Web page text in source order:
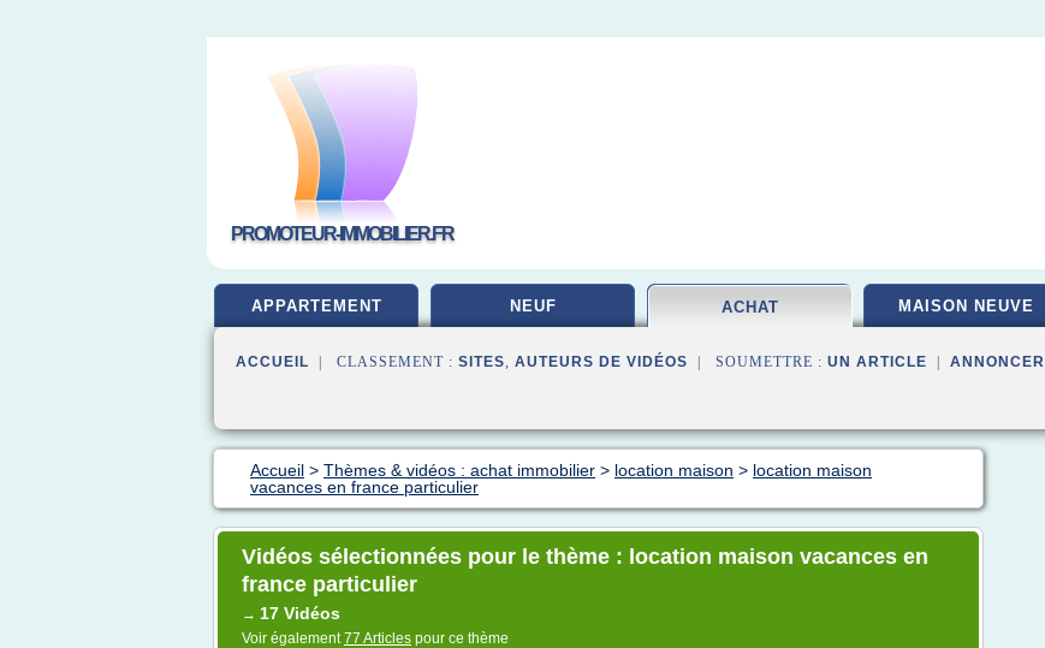
PROMOTEUR-IMMOBILIER.FR
APPARTEMENT NEUF ACHAT MAISON NEUVE
ACCUEIL | CLASSEMENT : SITES, AUTEURS DE VIDÉOS | SOUMETTRE : UN ARTICLE ANNONCER
Accueil > Thèmes & vidéos : achat immobilier > location maison > location maison
vacances en france particulier
Vidéos sélectionnées pour le thème : location maison vacances en
france particulier
→ 17 Vidéos
Voir également77 Articles pour ce thème